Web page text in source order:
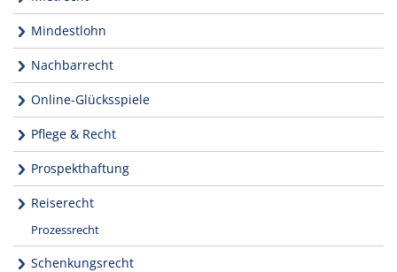
Mindestlohn
Nachbarrecht
Online-Glücksspiele
Pflege & Recht
Prospekthaftung
Reiserecht
Prozessrecht
Schenkungsrecht